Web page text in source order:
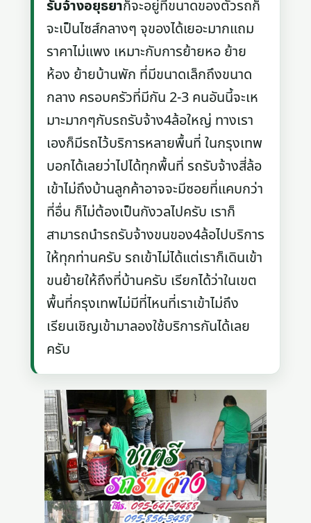
รับจ้างอยุธยาก็จะอยู่ที่ขนาดของตัวรถก็
จะเป็นไซส์กลางๆ จุของได้เยอะมากแถม
ราคาไม่แพง เหมาะกับการย้ายหอ ย้าย
ห้อง ย้ายบ้านพัก ที่มีขนาดเล็กถึงขนาด
กลาง ครอบครัวที่มีกัน 2-3 คนอันนี้จะเห
มาะมากๆกับรถรับจ้าง4ล้อใหญ่ ทางเรา
เองก็มีรถไว้บริการหลายพื้นที่ ในกรุงเทพ
บอกได้เลยว่าไปได้ทุกพื้นที่ รถรับจ้างสี่ล้อ
เข้าไม่ถึงบ้านลูกค้าอาจจะมีซอยที่แคบกว่า
ที่อื่น ก็ไม่ต้องเป็นกังวลไปครับ เราก็
สามารถนำรถรับจ้างขนของ4ล้อไปบริการ
ให้ทุกท่านครับ รถเข้าไม่ได้แต่เราก็เดินเข้า
ขนย้ายให้ถึงที่บ้านครับ เรียกได้ว่าในเขต
พื้นที่กรุงเทพไม่มีที่ไหนที่เราเข้าไม่ถึง
เรียนเชิญเข้ามาลองใช้บริการกันได้เลย
ครับ